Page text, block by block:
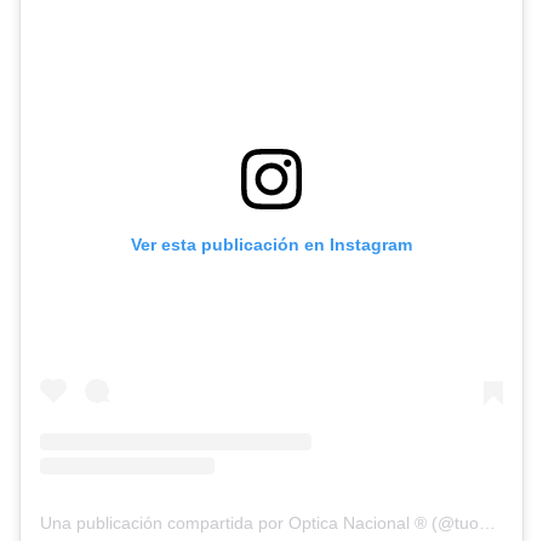
Ver esta publicación en Instagram
Una publicación compartida por Optica Nacional ® (@tuopticanacional)